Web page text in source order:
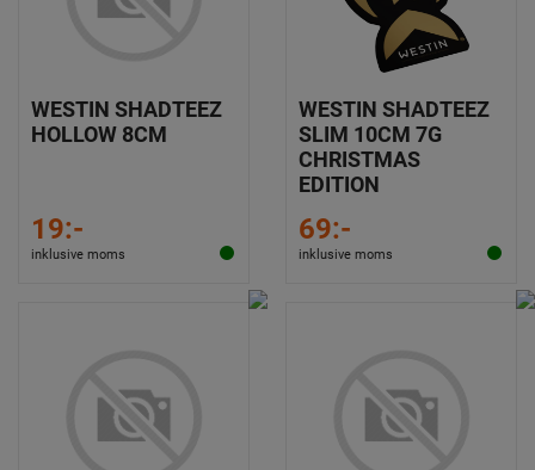
WESTIN SHADTEEZ
HOLLOW 8CM
19:-
inklusive moms
WESTIN SHADTEEZ
SLIM 10CM 7G
CHRISTMAS
EDITION
69:-
inklusive moms